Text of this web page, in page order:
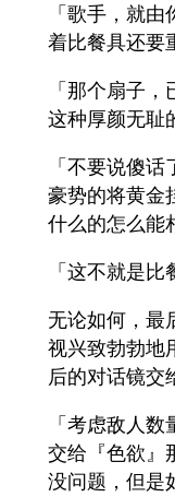
「歌手，就
着比餐具还要
「那个扇子
这种厚颜无耻
「不要说傻
豪势的将黄金
什么的怎么能
「这不就是
无论如何，最
视兴致勃勃地
后的对话镜交
「考虑敌人
交给『色欲』
没问题，但是